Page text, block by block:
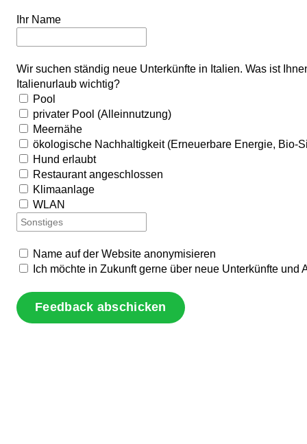
Ihr Name
Wir suchen ständig neue Unterkünfte in Italien. Was ist
Italienurlaub wichtig?
Pool
privater Pool (Alleinnutzung)
Meernähe
ökologische Nachhaltigkeit (Erneuerbare Energie, Bio-
Hund erlaubt
Restaurant angeschlossen
Klimaanlage
WLAN
Name auf der Website anonymisieren
Ich möchte in Zukunft gerne über neue Unterkünfte und